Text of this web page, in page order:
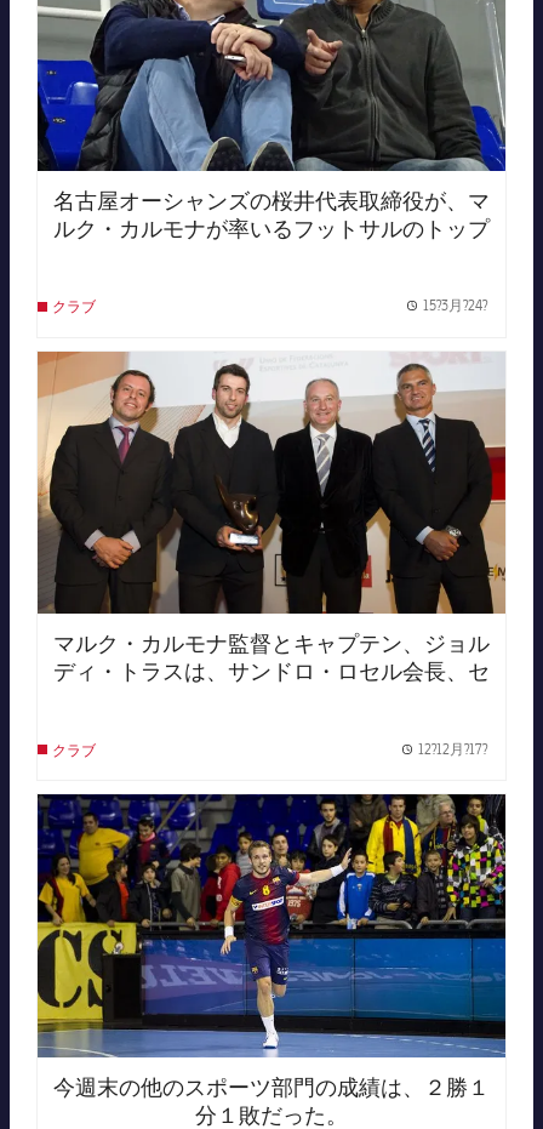
名古屋オーシャンズの桜井代表取締役が、マ
ルク・カルモナが率いるフットサルのトップ
クラブ 15?3月?24?
FC Barcelona club badge
マルク・カルモナ監督とキャプテン、ジョル
ディ・トラスは、サンドロ・ロセル会長、セ
クラブ 12?12月?17?
FC Barcelona club badge
今週末の他のスポーツ部門の成績は、２勝１
分１敗だった。